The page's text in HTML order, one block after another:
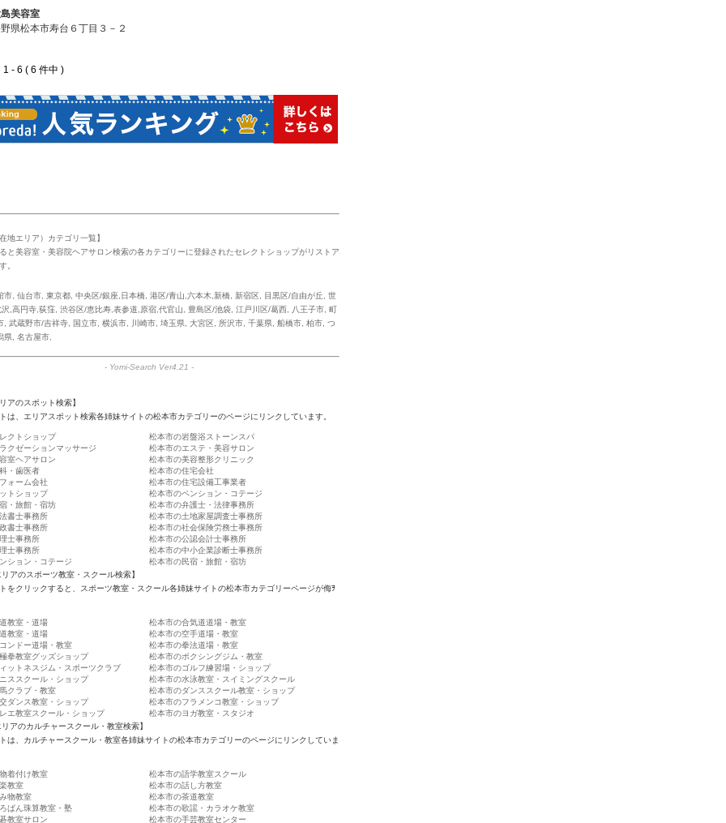
美容室
県松本市寿台６丁目３－２
- 6 ( 6 件中 )
地エリア）カテゴリ一覧】
と美容室・美容院ヘアサロン検索の各カテゴリーに登録されたセレクトショップがリストア
。
市 仙台市 東京都 中央区/銀座,日本橋 港区/青山,六本木,新橋 新宿区 目黒区/自由が丘
世
沢,高円寺,荻窪 渋谷区/恵比寿,表参道,原宿,代官山 豊島区/池袋 江戸川区/葛西 八王子市 町
武蔵野市/吉祥寺 国立市 横浜市 川崎市 埼玉県 大宮区 所沢市 千葉県 船橋市 柏市 つ
県 名古屋市
- Yomi-Search Ver4.21 -
アのスポット検索】
は、エリアスポット検索各姉妹サイトの松本市カテゴリーのページにリンクしています。
クトショップ
松本市の岩盤浴ストーンスパ
クゼーションマッサージ
松本市のエステ・美容サロン
室ヘアサロン
松本市の美容整形クリニック
・歯医者
松本市の住宅会社
ォーム会社
松本市の住宅設備工事業者
トショップ
松本市のペンション・コテージ
・旅館・宿坊
松本市の弁護士・法律事務所
書士事務所
松本市の土地家屋調査士事務所
書士事務所
松本市の社会保険労務士事務所
士事務所
松本市の公認会計士事務所
士事務所
松本市の中小企業診断士事務所
ション・コテージ
松本市の民宿・旅館・宿坊
リアのスポーツ教室・スクール検索】
をクリックすると、スポーツ教室・スクール各姉妹サイトの松本市カテゴリーページが侮ｦ
教室・道場
松本市の合気道道場・教室
教室・道場
松本市の空手道場・教室
ンドー道場・教室
松本市の拳法道場・教室
拳教室グッズショップ
松本市のボクシングジム・教室
ットネスジム・スポーツクラブ
松本市のゴルフ練習場・ショップ
ススクール・ショップ
松本市の水泳教室・スイミングスクール
クラブ・教室
松本市のダンススクール教室・ショップ
ダンス教室・ショップ
松本市のフラメンコ教室・ショップ
エ教室スクール・ショップ
松本市のヨガ教室・スタジオ
リアのカルチャースクール・教室検索】
は、カルチャースクール・教室各姉妹サイトの松本市カテゴリーのページにリンクしていま
着付け教室
松本市の語学教室スクール
教室
松本市の話し方教室
物教室
松本市の茶道教室
ばん珠算教室・塾
松本市の歌謡・カラオケ教室
教室サロン
松本市の手芸教室センター